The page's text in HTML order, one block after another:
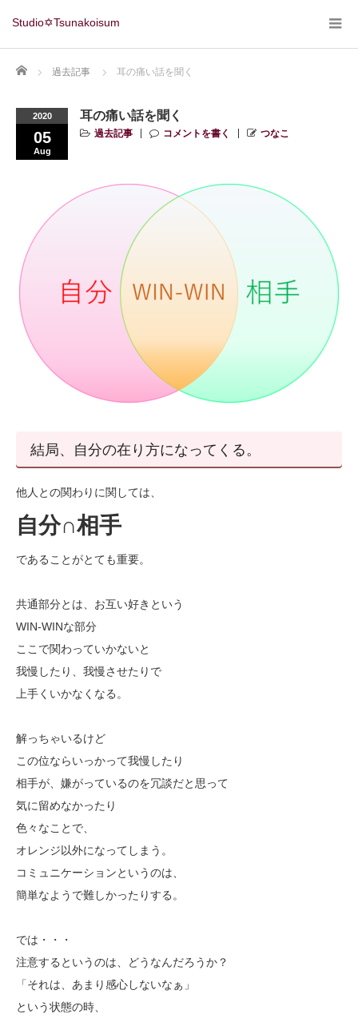
Studio✡Tsunakoisum
Home 過去記事 耳の痛い話を聞く
2020
05
Aug
耳の痛い話を聞く
過去記事 コメントを書く つなこ
結局、自分の在り方になってくる。
他人との関わりに関しては、
自分∩相手
であることがとても重要。
共通部分とは、お互い好きという
WIN-WINな部分
ここで関わっていかないと
我慢したり、我慢させたりで
上手くいかなくなる。
解っちゃいるけど
この位ならいっかって我慢したり
相手が、嫌がっているのを冗談だと思って
気に留めなかったり
色々なことで、
オレンジ以外になってしまう。
コミュニケーションというのは、
簡単なようで難しかったりする。
では・・・
注意するというのは、どうなんだろうか？
「それは、あまり感心しないなぁ」
という状態の時、